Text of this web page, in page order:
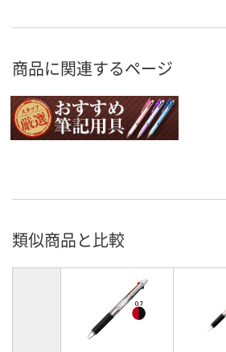
商品に関連するページ
類似商品と比較